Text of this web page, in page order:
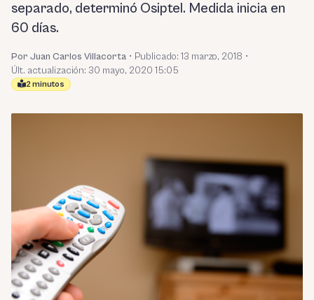
separado, determinó Osiptel. Medida inicia en
60 días.
Por Juan Carlos Villacorta • Publicado: 13 marzo, 2018 •
Últ. actualización: 30 mayo, 2020 15:05
2 minutos